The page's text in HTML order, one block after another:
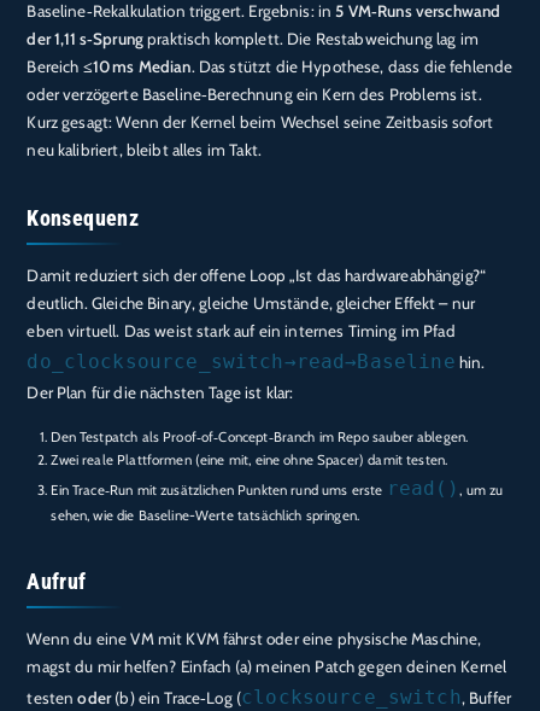
Baseline‑Rekalkulation triggert. Ergebnis: in5 VM‑Runs verschwand
der 1,11 s‑Sprungpraktisch komplett. Die Restabweichung lag im
Bereich ≤10 ms Median. Das stützt die Hypothese, dass die fehlende
oder verzögerte Baseline‑Berechnung ein Kern des Problems ist.
Kurz gesagt: Wenn der Kernel beim Wechsel seine Zeitbasis sofort
neu kalibriert, bleibt alles im Takt.
Konsequenz
Damit reduziert sich der offene Loop „Ist das hardwareabhängig?“
deutlich. Gleiche Binary, gleiche Umstände, gleicher Effekt – nur
eben virtuell. Das weist stark auf ein internes Timing im Pfad
do_clocksource_switch→read→Baseline hin.
Der Plan für die nächsten Tage ist klar:
Den Testpatch als Proof‑of‑Concept‑Branch im Repo sauber ablegen.
Zwei reale Plattformen (eine mit, eine ohne Spacer) damit testen.
Ein Trace‑Run mit zusätzlichen Punkten rund ums erste read(), um zu
sehen, wie die Baseline-Werte tatsächlich springen.
Aufruf
Wenn du eine VM mit KVM fährst oder eine physische Maschine,
magst du mir helfen? Einfach (a) meinen Patch gegen deinen Kernel
testenoder(b) ein Trace‑Log (clocksource_switch, Buffer